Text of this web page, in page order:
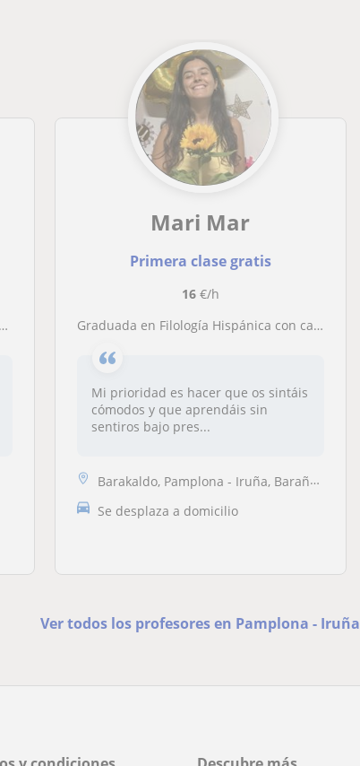
Mari Mar
Primera clase gratis
16€/h
Graduada en Filología Hispánica con capacidad de dar lengua y literatura e inglés
Mi prioridad es hacer que os sintáis
cómodos y que aprendáis sin
sentiros bajo pres...
Barakaldo, Pamplona - Iruña, Barañain, Zizur Mayor - Zizur Nagusia
Se desplaza a domicilio
Ver todos los profesores en Pamplona - Iruña